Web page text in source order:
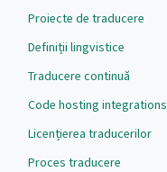
Proiecte de traducere
Definiții lingvistice
Traducere continuă
Code hosting integrations
Licențierea traducerilor
Proces traducere